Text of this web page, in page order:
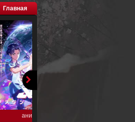
Главная
аниме